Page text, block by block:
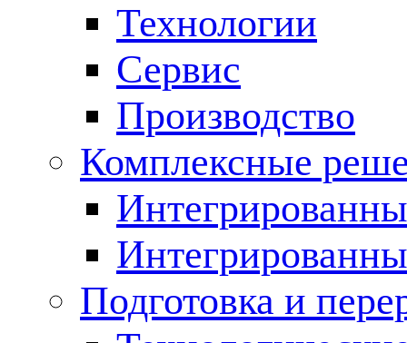
Технологии
Сервис
Производство
Комплексные
Подготовка и